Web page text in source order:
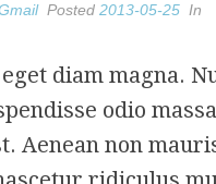
Posted 2013-05-25 In
diam magna.
odio
Aenean non